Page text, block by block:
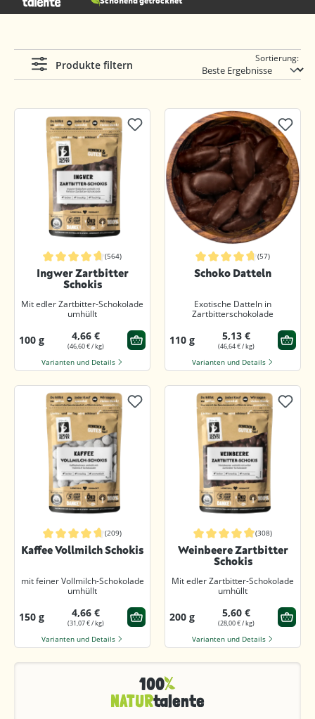
Produkte filtern
Sortierung:
Durchschnittliche Bewertung von 4.7 von 5 Sternen
(564)
Ingwer Zartbitter
Schokis
Mit edler Zartbitter-Schokolade
umhüllt
100 g 4,66 €
(46,60 € / kg)
Varianten und Details
Durchschnittliche Bewertung von
(57)
Schoko Datteln
Exotische Datteln in
Zartbitterschokolade
110 g 5,13 €
(46,64 € / kg)
Varianten und Details
Durchschnittliche Bewertung von 4.8 von 5 Sternen
(209)
Kaffee Vollmilch Schokis
mit feiner Vollmilch-Schokolade
umhüllt
150 g 4,66 €
(31,07 € / kg)
Varianten und Details
Durchschnittliche Bewertung von
(308)
Weinbeere Zartbitter
Schokis
Mit edler Zartbitter-Schokolade
umhüllt
200 g 5,60 €
(28,00 € / kg)
Varianten und Details
100
NATURtalente